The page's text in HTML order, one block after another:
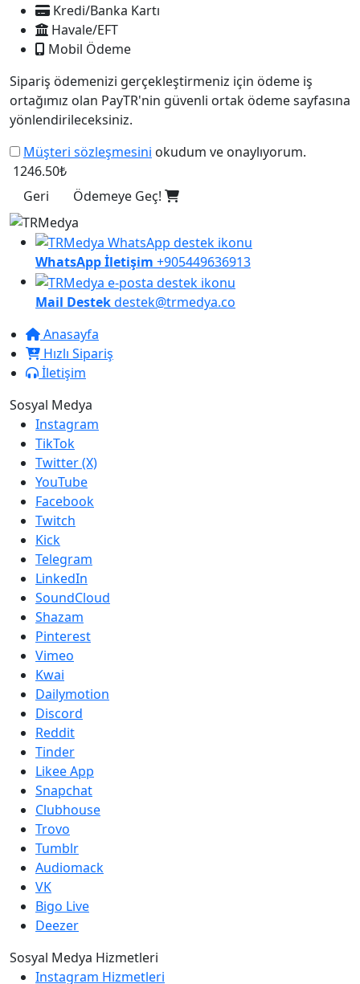
Kredi/Banka Kartı
Havale/EFT
Mobil Ödeme
Sipariş ödemenizi gerçekleştirmeniz için ödeme iş
ortağımız olan PayTR'nin güvenli ortak ödeme sayfasına
yönlendirileceksiniz.
Müşteri sözleşmesini okudum ve onaylıyorum.
1246.50₺
Geri
Ödemeye Geç!
WhatsApp İletişim +905449636913
Mail Destekdestek@trmedya.co
Anasayfa
Hızlı Sipariş
İletişim
Sosyal Medya
Instagram
TikTok
Twitter (X)
YouTube
Facebook
Twitch
Kick
Telegram
LinkedIn
SoundCloud
Shazam
Pinterest
Vimeo
Kwai
Dailymotion
Discord
Reddit
Tinder
Likee App
Snapchat
Clubhouse
Trovo
Tumblr
Audiomack
VK
Bigo Live
Deezer
Sosyal Medya Hizmetleri
Instagram Hizmetleri